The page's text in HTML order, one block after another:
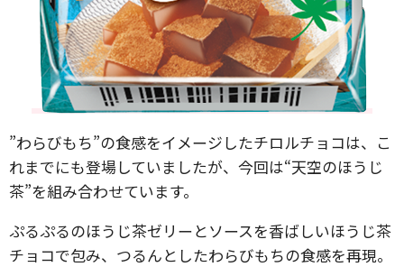
”わらびもち”の食感をイメージしたチロルチョコは、こ
れまでにも登場していましたが、今回は“天空のほうじ
茶”を組み合わせています。
ぷるぷるのほうじ茶ゼリーとソースを香ばしいほうじ茶
チョコで包み、つるんとしたわらびもちの食感を再現。